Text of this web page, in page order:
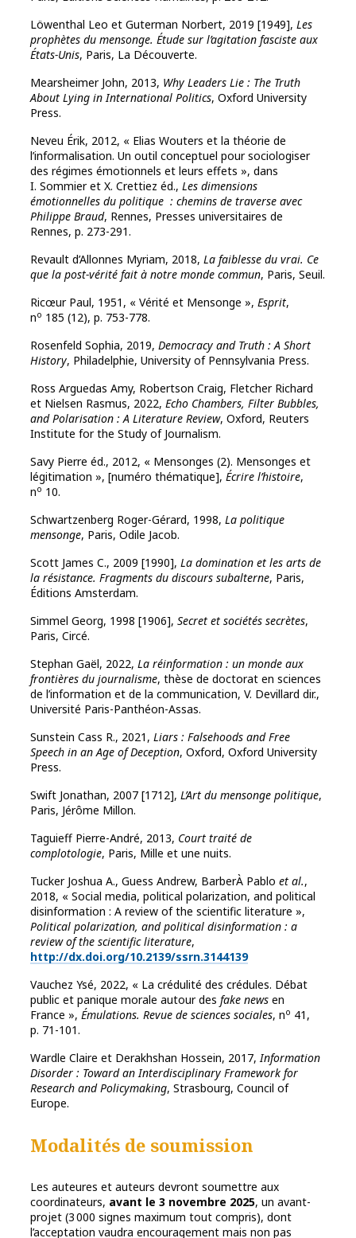
Löwenthal Leo et Guterman Norbert, 2019 [1949], Les
prophètes du mensonge. Étude sur l’agitation fasciste aux
États-Unis, Paris, La Découverte.
MearsheimerJohn, 2013, Why Leaders Lie : The Truth
About Lying in International Politics, Oxford University
Press.
Neveu Érik, 2012, « Elias Wouters et la théorie de
l’informalisation. Un outil conceptuel pour sociologiser
des régimes émotionnels et leurs effets », dans
I. Sommier et X. Crettiez éd., Les dimensions
émotionnelles du politique : chemins de traverse avec
Philippe Braud, Rennes, Presses universitaires de
Rennes, p. 273-291.
Revault d’Allonnes Myriam, 2018, La faiblesse du vrai. Ce
que la post-vérité fait à notre monde commun, Paris, Seuil.
Ricœur Paul, 1951, « Vérité et Mensonge », Esprit,
no 185 (12), p. 753-778.
Rosenfeld Sophia, 2019, Democracy and Truth : A Short
History, Philadelphie, University of Pennsylvania Press.
Ross Arguedas Amy, Robertson Craig, FletcherRichard
et Nielsen Rasmus, 2022, Echo Chambers, Filter Bubbles,
and Polarisation : A Literature Review, Oxford, Reuters
Institute for the Study of Journalism.
Savy Pierre éd., 2012, « Mensonges (2). Mensonges et
légitimation », [numéro thématique], Écrire l’histoire,
no 10.
Schwartzenberg Roger-Gérard, 1998, La politique
mensonge, Paris, Odile Jacob.
Scott James C., 2009 [1990], La domination et les arts de
la résistance. Fragments du discours subalterne, Paris,
Éditions Amsterdam.
Simmel Georg, 1998 [1906], Secret et sociétés secrètes,
Paris, Circé.
Stephan Gaël, 2022, La réinformation : un monde aux
frontières du journalisme, thèse de doctorat en sciences
de l’information et de la communication, V. Devillard dir.,
Université Paris-Panthéon-Assas.
Sunstein Cass R., 2021, Liars : Falsehoods and Free
Speech in an Age of Deception, Oxford, Oxford University
Press.
Swift Jonathan, 2007 [1712], L’Art du mensonge politique,
Paris, Jérôme Millon.
Taguieff Pierre-André, 2013, Court traité de
complotologie, Paris, Mille et une nuits.
TuckerJoshua A., Guess Andrew, BarberÀ Pablo et al.,
2018, « Social media, political polarization, and political
disinformation : A review of the scientific literature »,
Political polarization, and political disinformation : a
review of the scientific literature,
http://dx.doi.org/10.2139/ssrn.3144139
Vauchez Ysé, 2022, « La crédulité des crédules. Débat
public et panique morale autour des fake news en
France », Émulations. Revue de sciences sociales, no 41 ,
p. 71-101.
Wardle Claire et Derakhshan Hossein, 2017,Information
Disorder : Toward an Interdisciplinary Framework for
Research and Policymaking, Strasbourg, Council of
Europe.
Modalités de soumission
Les auteures et auteurs devront soumettre aux
coordinateurs, avant le 3 novembre 2025, un avant-
projet (3 000 signes maximum tout compris), dont
l’acceptation vaudra encouragement mais non pas